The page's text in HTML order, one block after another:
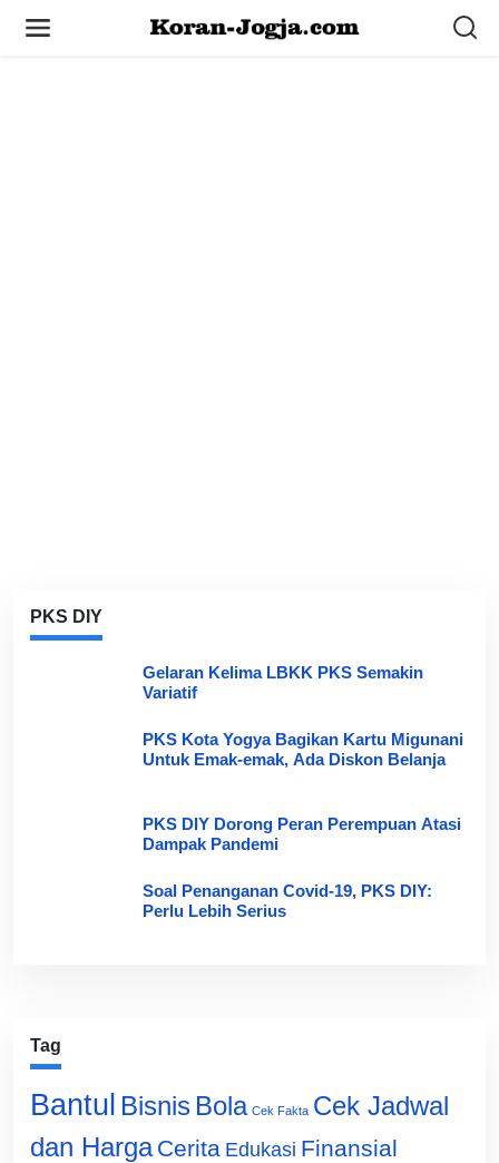
PKS DIY
Gelaran Kelima LBKK PKS Semakin
Variatif
PKS Kota Yogya Bagikan Kartu Migunani
Untuk Emak-emak, Ada Diskon Belanja
PKS DIY Dorong Peran Perempuan Atasi
Dampak Pandemi
Soal Penanganan Covid-19, PKS DIY:
Perlu Lebih Serius
Tag
Bantul Bisnis Bola Cek Fakta Cek Jadwal
dan Harga Cerita Edukasi Finansial